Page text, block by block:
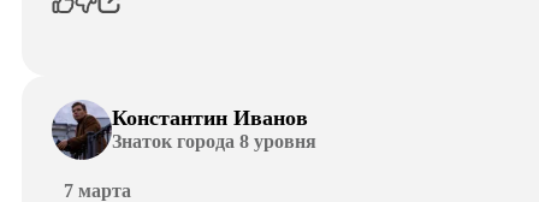
Константин Иванов
Знаток города 8 уровня
7 марта